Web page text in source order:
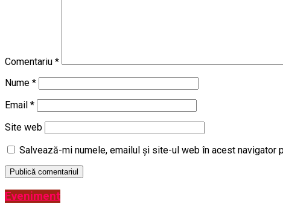
Comentariu *
Nume *
Email *
Site web
Salvează-mi numele, emailul și site-ul web în acest navigator
Eveniment